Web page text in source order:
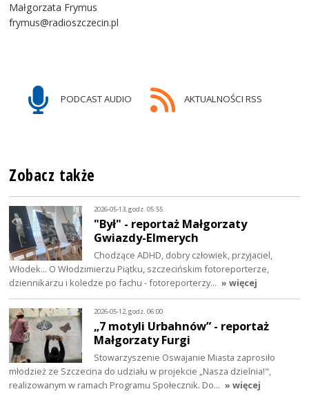
Małgorzata Frymus
frymus@radioszczecin.pl
PODCAST AUDIO AKTUALNOŚCI RSS
Zobacz także
2026-05-13, godz. 05:55
"Był" - reportaż Małgorzaty
Gwiazdy-Elmerych
Chodzące ADHD, dobry człowiek, przyjaciel,
Włodek... O Włodzimierzu Piątku, szczecińskim fotoreporterze,
dziennikarzu i koledze po fachu - fotoreporterzy… » więcej
2026-05-12, godz. 06:00
„7 motyli Urbahnów” - reportaż
Małgorzaty Furgi
Stowarzyszenie Oswajanie Miasta zaprosiło
młodzież ze Szczecina do udziału w projekcie „Nasza dzielnia!",
realizowanym w ramach Programu Społecznik. Do… » więcej